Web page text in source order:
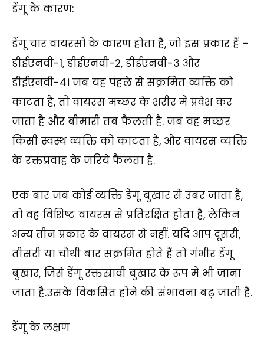
डेंगू के कारण:
डेंगू चार वायरसों के कारण होता है, जो इस प्रकार हैं –
डीईएनवी-1, डीईएनवी-2, डीईएनवी-3 और
डीईएनवी-4। जब यह पहले से संक्रमित व्यक्ति को
काटता है, तो वायरस मच्छर के शरीर में प्रवेश कर
जाता है और बीमारी तब फैलती है. जब वह मच्छर
किसी स्वस्थ व्यक्ति को काटता है, और वायरस व्यक्ति
के रक्तप्रवाह के जरिये फैलता है.
एक बार जब कोई व्यक्ति डेंगू बुखार से उबर जाता है,
तो वह विशिष्ट वायरस से प्रतिरक्षित होता है, लेकिन
अन्य तीन प्रकार के वायरस से नहीं. यदि आप दूसरी,
तीसरी या चौथी बार संक्रमित होते हैं तो गंभीर डेंगू
बुखार, जिसे डेंगू रक्तस्रावी बुखार के रूप में भी जाना
जाता है.उसके विकसित होने की संभावना बढ़ जाती है.
डेंगू के लक्षण